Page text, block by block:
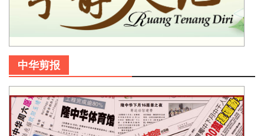
中华剪报